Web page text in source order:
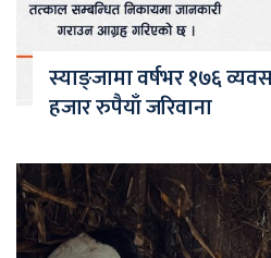
स्याङ्जामा वर्षभर १७६
हजार रुपैयाँ जरिवाना